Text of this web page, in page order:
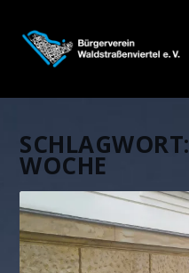
SCHLAGWORT:
WOCHE